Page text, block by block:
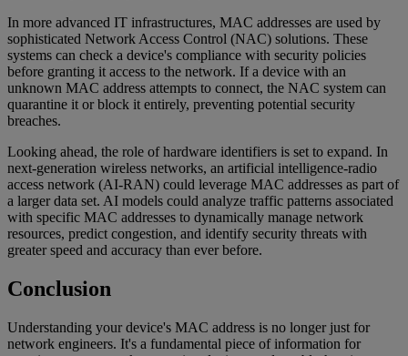
In more advanced IT infrastructures, MAC addresses are used by
sophisticated Network Access Control (NAC) solutions. These
systems can check a device's compliance with security policies
before granting it access to the network. If a device with an
unknown MAC address attempts to connect, the NAC system can
quarantine it or block it entirely, preventing potential security
breaches.
Looking ahead, the role of hardware identifiers is set to expand. In
next-generation wireless networks, an artificial intelligence-radio
access network (AI-RAN) could leverage MAC addresses as part of
a larger data set. AI models could analyze traffic patterns associated
with specific MAC addresses to dynamically manage network
resources, predict congestion, and identify security threats with
greater speed and accuracy than ever before.
Conclusion
Understanding your device's MAC address is no longer just for
network engineers. It's a fundamental piece of information for